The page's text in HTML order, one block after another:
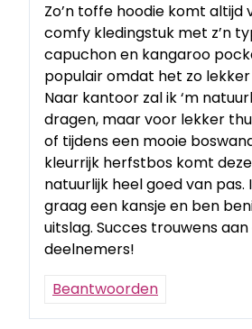
Zo’n toffe hoodie komt altijd
comfy kledingstuk met z’n
capuchon en kangaroo
populair omdat het zo
Naar kantoor zal ik ‘m
dragen, maar voor lekker
of tijdens een mooie
kleurrijk herfstbos komt
natuurlijk heel goed van pas.
graag een kansje en ben
uitslag. Succes trouwens
deelnemers!
Beantwoorden